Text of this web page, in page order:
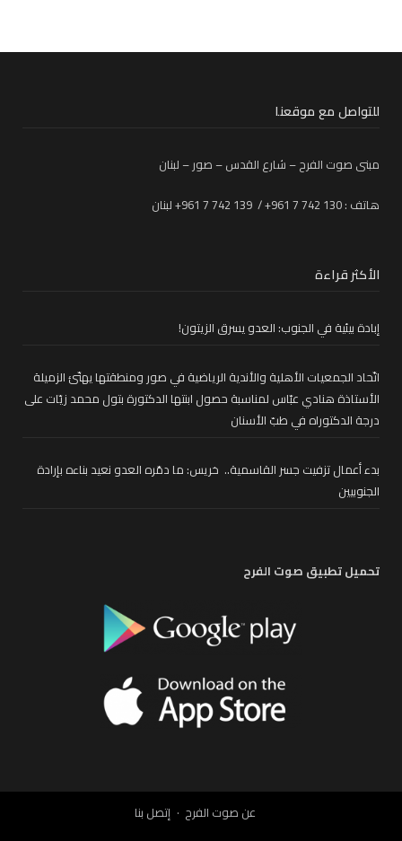
للتواصل مع موقعنا
مبنى صوت الفرح – شارع القدس – صور – لبنان
هاتف : 130 742 7 961+ / 139 742 7 961+ لبنان
الأكثر قراءة
إبادة بيئية في الجنوب: العدو يسرق الزيتون!
اتّحاد الجمعيات الأهلية والأندية الرياضية في صور ومنطقتها يهنّئ الزميلة
الأستاذة هنادي عبّاس لمناسبة حصول ابنتها الدكتورة بتول محمد زيّات على
درجة الدكتوراه في طبّ الأسنان
بدء أعمال تزفيت جسر القاسمية.. خريس: ما دمّره العدو نعيد بناءه بإرادة
الجنوبيين
تحميل تطبيق صوت الفرح
عن صوت الفرح إتصل بنا